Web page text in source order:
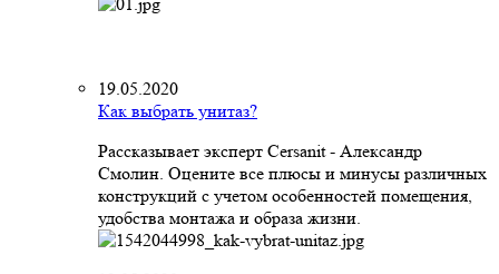
19.05.2020
Как выбрать унитаз?
Рассказывает эксперт Cersanit - Александр
Смолин. Оцените все плюсы и минусы различных
конструкций с учетом особенностей помещения,
удобства монтажа и образа жизни.